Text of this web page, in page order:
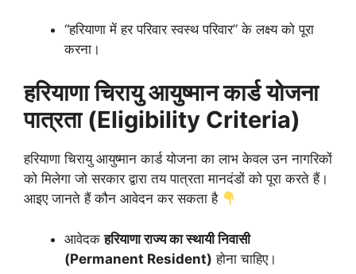
“हरियाणा में हर परिवार स्वस्थ परिवार” के लक्ष्य को पूरा
करना।
हरियाणा चिरायु आयुष्मान कार्ड योजना
पात्रता (Eligibility Criteria)
हरियाणा चिरायु आयुष्मान कार्ड योजना का लाभ केवल उन नागरिकों
को मिलेगा जो सरकार द्वारा तय पात्रता मानदंडों को पूरा करते हैं।
आइए जानते हैं कौन आवेदन कर सकता है
आवेदकहरियाणा राज्य का स्थायी निवासी
(Permanent Resident) होना चाहिए।